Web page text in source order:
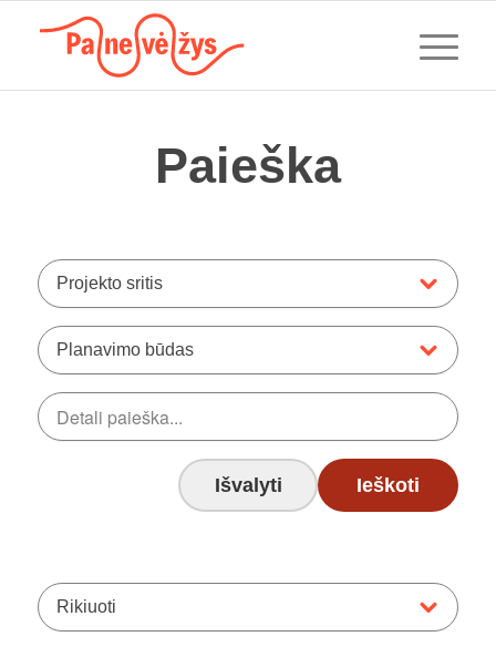
Paieška
Projekto sritis
Planavimo būdas
Išvalyti Ieškoti
Rikiuoti